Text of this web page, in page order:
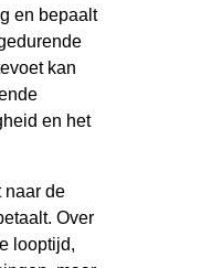
en bepaalt
kan
en het
naar de
Over
looptijd,